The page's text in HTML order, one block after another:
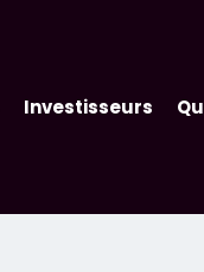
Investisseurs